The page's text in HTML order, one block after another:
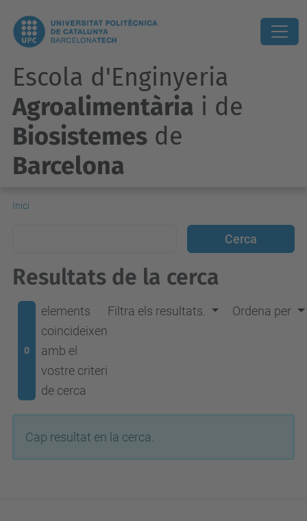
Escola d'Enginyeria
Agroalimentària i de
Biosistemes de
Barcelona
Inici
Resultats de la cerca
0
elements
coincideixen
amb el
vostre criteri
de cerca
Filtra els resultats. Ordena per
Cap resultat en la cerca.